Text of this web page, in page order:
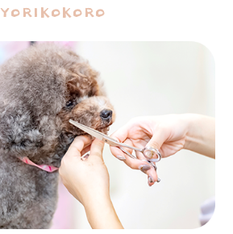
YORIKOKORO